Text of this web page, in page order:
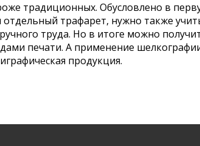
традиционных. Обусловлено в
отдельный трафарет, нужно также
труда. Но в итоге можно
печати. А применение
продукция.